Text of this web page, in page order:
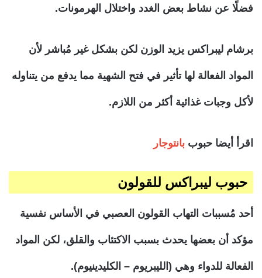
فضلًا عن نشاط بعض الغدد واختلال الهرمونات.
برشام ليبراكس يزيد الوزن لكن بشكل غير مُباشر لأن
المواد الفعالة لها تأثير في فتح الشهية مما يدفع من يتناوله
لأكل وجبات غذائية أكثر من اللازم.
اقرأ أيضا حبوب بانتوجار
حبوب ليبراكس للقولون
أحد مُسببات التهاب القولون العصبي في الأساس نفسية
مؤكد أن بعضها يحدث بسبب الاكتئاب والقلق، لكن المواد
الفعالة للدواء وهي (الليبريوم – الكليدينيوم).